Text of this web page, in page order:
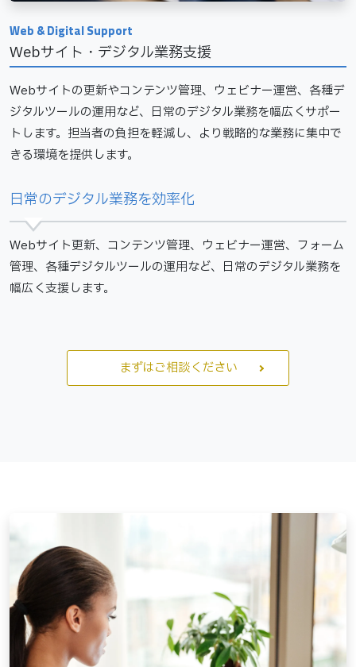
Webサイト・デジタル業務支援
Webサイトの更新やコンテンツ管理、ウェビナー運営、各種デ
ジタルツールの運用など、日常のデジタル業務を幅広くサポー
トします。担当者の負担を軽減し、より戦略的な業務に集中で
きる環境を提供します。
日常のデジタル業務を効率化
Webサイト更新、コンテンツ管理、ウェビナー運営、フォーム
管理、各種デジタルツールの運用など、日常のデジタル業務を
幅広く支援します。
まずはご相談ください